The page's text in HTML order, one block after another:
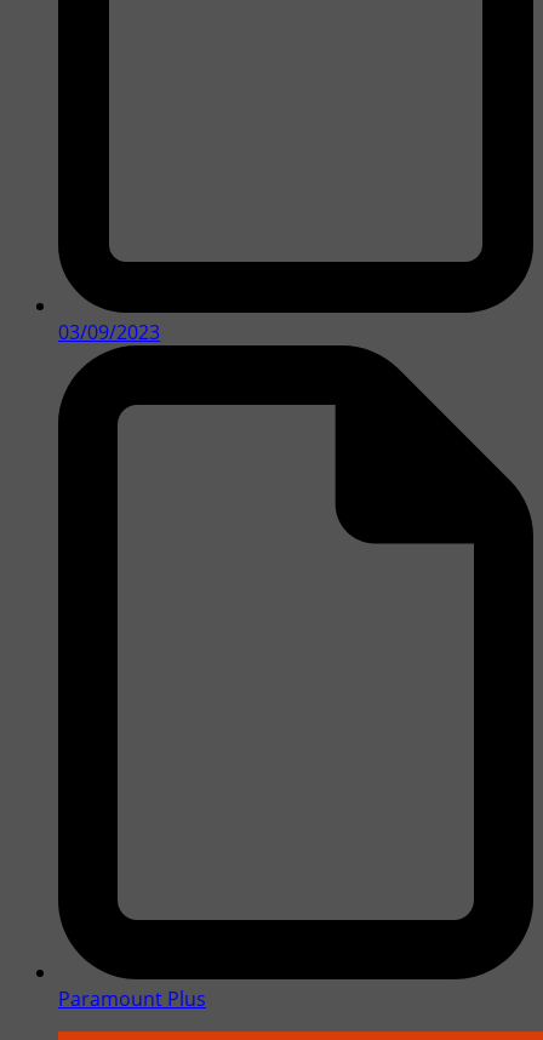
03/09/2023
Paramount Plus